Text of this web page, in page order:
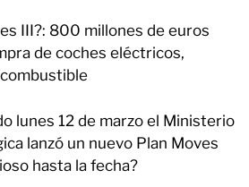
III?: 800 millones de euros
de coches eléctricos,
lunes 12 de marzo el Ministerio
lanzó un nuevo Plan Moves
hasta la fecha?